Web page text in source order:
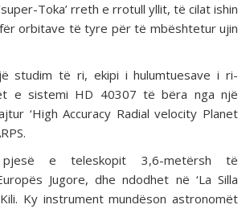
Toka’ rreth e rrotull yllit, të cilat ishin
orbitave të tyre për të mbështetur ujin
studim të ri, ekipi i hulumtuesave i ri-
e sistemi HD 40307 të bëra nga një
‘High Accuracy Radial velocity Planet
pjesë e teleskopit 3,6-metërsh të
Jugore, dhe ndodhet në ‘La Silla
Ky instrument mundëson astronomët